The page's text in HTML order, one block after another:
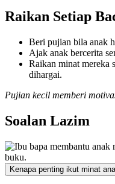
Raikan Setiap
Beri pujian bila anak
Ajak anak bercerita
Raikan minat mereka
dihargai.
Pujian kecil memberi
Soalan Lazim
Kenapa penting ikut minat